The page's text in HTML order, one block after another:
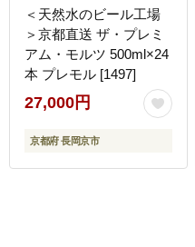
＜天然水のビール工場
＞京都直送 ザ・プレミ
アム・モルツ 500ml×24
本 プレモル [1497]
27,000円
京都府 長岡京市